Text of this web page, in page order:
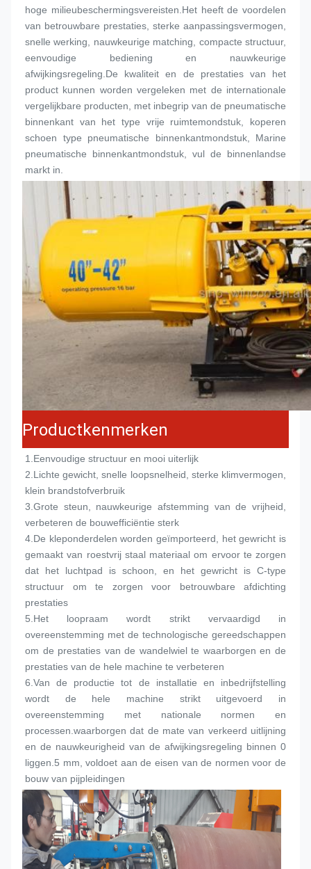
hoge milieubeschermingsvereisten.Het heeft de voordelen
van betrouwbare prestaties, sterke aanpassingsvermogen,
snelle werking, nauwkeurige matching, compacte structuur,
eenvoudige bediening en nauwkeurige
afwijkingsregeling.De kwaliteit en de prestaties van het
product kunnen worden vergeleken met de internationale
vergelijkbare producten, met inbegrip van de pneumatische
binnenkant van het type vrije ruimtemondstuk , koperen
schoen type pneumatische binnenkantmondstuk, Marine
pneumatische binnenkantmondstuk , vul de binnenlandse
markt in.
Productkenmerken
1. Eenvoudige structuur en mooi uiterlijk
2. Lichte gewicht, snelle loopsnelheid, sterke klimvermogen,
klein brandstofverbruik
3. Grote steun, nauwkeurige afstemming van de vrijheid,
verbeteren de bouwefficiëntie sterk
4. De kleponderdelen worden geïmporteerd, het gewricht is
gemaakt van roestvrij staal materiaal om ervoor te zorgen
dat het luchtpad is schoon, en het gewricht is C-type
structuur om te zorgen voor betrouwbare afdichting
prestaties
5. Het loopraam wordt strikt vervaardigd in
overeenstemming met de technologische gereedschappen
om de prestaties van de wandelwiel te waarborgen en de
prestaties van de hele machine te verbeteren
6. Van de productie tot de installatie en inbedrijfstelling
wordt de hele machine strikt uitgevoerd in
overeenstemming met nationale normen en
processen.waarborgen dat de mate van verkeerd uitlijning
en de nauwkeurigheid van de afwijkingsregeling binnen 0
liggen.5 mm, voldoet aan de eisen van de normen voor de
bouw van pijpleidingen